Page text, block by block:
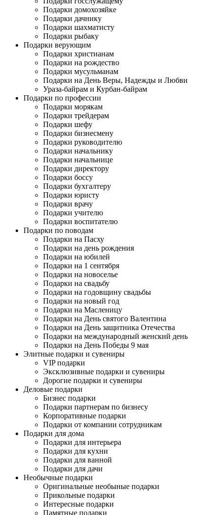
Подарки домохозяйке
Подарки дачнику
Подарки шахматисту
Подарки рыбаку
Подарки верующим
Подарки христианам
Подарки на рождество
Подарки мусульманам
Подарки на День Веры, Надежды и Любви
Ураза-байрам и Курбан-байрам
Подарки по профессии
Подарки морякам
Подарки трейдерам
Подарки шефу
Подарки бизнесмену
Подарки руководителю
Подарки начальнику
Подарки начальнице
Подарки директору
Подарки боссу
Подарки бухгалтеру
Подарки юристу
Подарки врачу
Подарки учителю
Подарки воспитателю
Подарки по поводам
Подарки на Пасху
Подарки на день рождения
Подарки на юбилей
Подарки на 1 сентября
Подарки на новоселье
Подарки на свадьбу
Подарки на годовщину свадьбы
Подарки на новый год
Подарки на Масленицу
Подарки на День святого Валентина
Подарки на День защитника Отечества
Подарки на международный женский день
Подарки на День Победы 9 мая
Элитные подарки и сувениры
VIP подарки
Эксклюзивные подарки и сувениры
Дорогие подарки и сувениры
Деловые подарки
Бизнес подарки
Подарки партнерам по бизнесу
Корпоративные подарки
Подарки от компании сотрудникам
Подарки для дома
Подарки для интерьера
Подарки для кухни
Подарки для ванной
Подарки для дачи
Необычные подарки
Оригинальные необыные подарки
Прикольные подарки
Интересные подарки
Памятные подарки